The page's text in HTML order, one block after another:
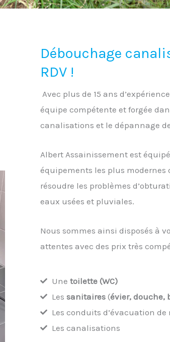
Débouchage
RDV !
Avec plus de 15 ans
équipe compétente et forgée
canalisations et le dépannage
Albert Assainissement est
équipements les plus modernes
résoudre les problèmes
eaux usées et pluviales.
Nous sommes ainsi disposés à
attentes avec des prix très
Une toilette (WC)
Les sanitaires(évier, douche,
Les conduits d’évacuation
Les canalisations